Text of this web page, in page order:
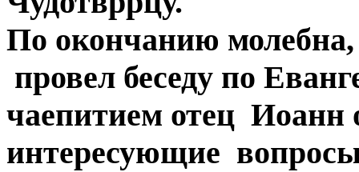
По окончанию
провел беседу по
чаепитием отец Иоанн
интересующие